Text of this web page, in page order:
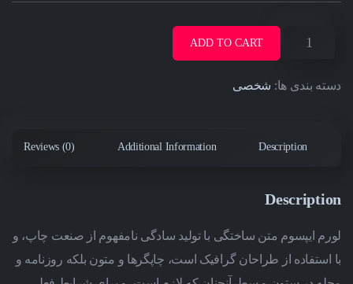
ADD TO CART
دسته بندی ها: شخصی
Description
Additional Information
Reviews (0)
Description
لورم ایپسوم متن ساختگی با تولید سادگی نامفهوم از صنعت چاپ، و
با استفاده از طراحان گرافیک است، چاپگرها و متون بلکه روزنامه و